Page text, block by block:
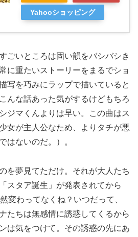
Yahooショッピング
ごいところは固い韻をバシバシき
に重たいストーリーをまるでショ
写を巧みにラップで描いていると
んな話あった気がするけどもちろ
ジマくんよりは早い。この曲はス
女が主人公なため、よりタチが悪
はないのだ。）。
を夢見てただけ。それが大人たち
スタア誕生」が発表されてから
変わってなくね？いつだって、
たちは無感情に誘惑してくるから
は気をつけて。その誘惑の先にあ